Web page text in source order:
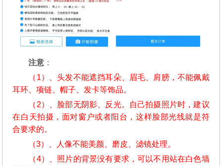
注意 ：
（1）、头发不能遮挡耳朵、眉毛、肩膀，不能佩戴
耳环、项链、帽子、发卡等饰品。
（2）、脸部无阴影、反光。自己拍摄照片时，建议
在白天拍摄，面对窗户或者阳台，这样脸部光线就是符
合要求的。
（3）、人像不能美颜、磨皮、滤镜处理。
（4）、照片的背景没有要求，可以不用站在白色墙